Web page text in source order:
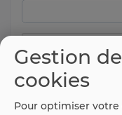
Gestion
cookies
Pour optimiser